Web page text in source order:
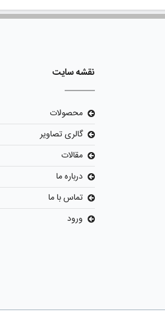
نقشه سایت
محصولات
گالری تصاویر
مقالات
درباره ما
تماس با ما
ورود